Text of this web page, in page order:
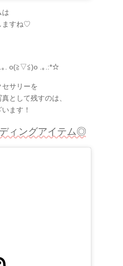
は
ますね♡
｡. o(≧▽≦)o .｡.:*☆
セサリーを
として残すのは、
ます！
ィングアイテム◎